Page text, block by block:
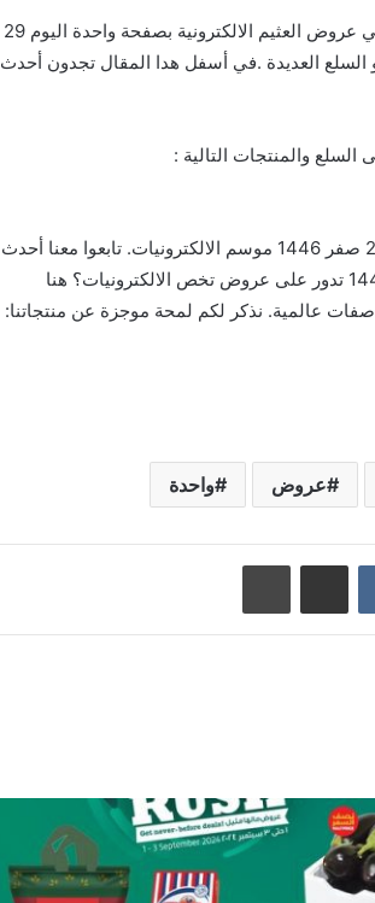
خصومات العثيم التي تضم علي احدث المنتجات الغذائية المتنوعة والشهية في عروض العثيم الالكترونية بصفحة واحدة اليوم 29
و السلع العديدة .في أسفل هدا المقال تجدون أحدث
عروض العثيم الالكترونية بصفحة واحدة اليوم 29 أغسطس 2024 الموافق 25 صفر 1446 موسم الالكترونيات. تابعوا معنا أحدث
الصفقات بخصومات حتى نصف السعر اليوم 29-8-2024 الموافق 25-2-1446 تدور على عروض تخص الالكترونيات؟ هنا
عالمية. نذكر لكم لمحة موجزة عن منتجاتنا:
عروض واحدة